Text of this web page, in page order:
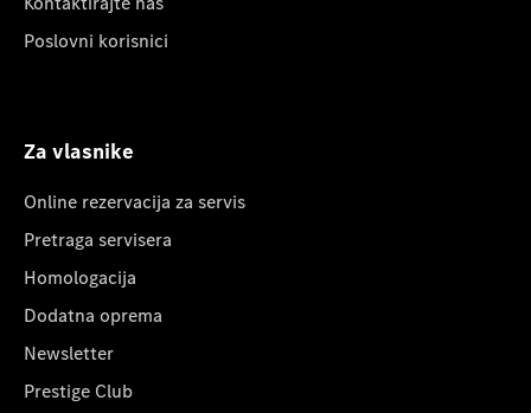
Poslovni korisnici
Za vlasnike
Online rezervacija za servis
Pretraga servisera
Homologacija
Dodatna oprema
Newsletter
Prestige Club